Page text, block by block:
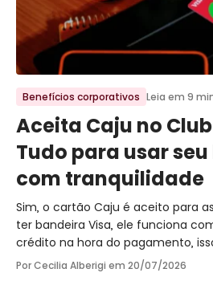
Ir para o post
Benefícios corporativos Leia em 9
Aceita Caju no
Tudo para usar
com tranquilidade
Sim, o cartão Caju é aceito para
ter bandeira Visa, ele funciona
crédito na hora do pagamento,
você tenha saldo em categorias como
Por Cecilia Alberigi em 20/07/2026